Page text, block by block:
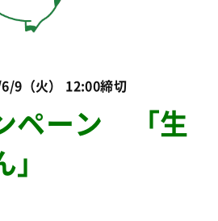
9（火） 12:00締切
ペーン 「生